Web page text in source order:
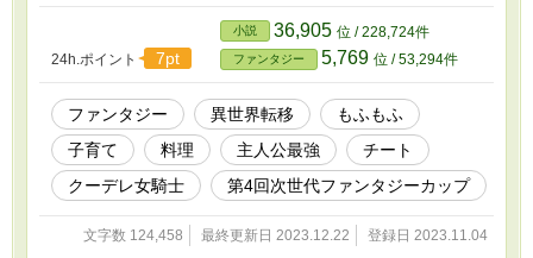
24h.ポイント 7pt
小説 36,905 位 / 228,724件
ファンタジー 5,769 位 / 53,294件
ファンタジー 異世界転移
もふもふ
子育て
料理 主人公最強
チート
クーデレ女騎士
第4回次世代ファンタジーカップ
文字数 124,458 最終更新日 2023.12.22 登録日 2023.11.04